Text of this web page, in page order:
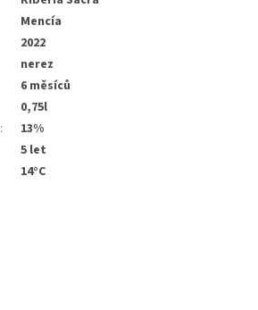
Mencía
2022
nerez
6 měsíců
0,75l
:
13%
5 let
14°C